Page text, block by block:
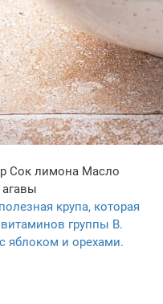
Сок лимона Масло
крупа, которая
группы B.
яблоком и орехами.